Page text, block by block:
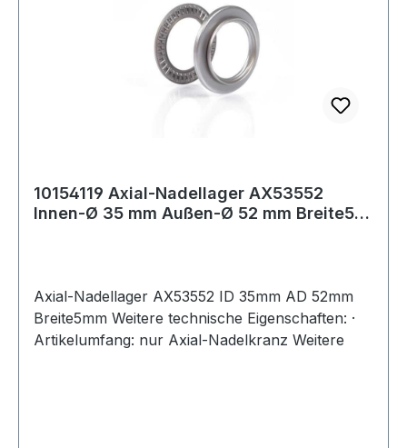
10154119 Axial-Nadellager AX53552
Innen-Ø 35 mm Außen-Ø 52 mm Breite5
Axial-Nadellager AX53552 ID 35mm AD 52mm
Breite5mm Weitere technische Eigenschaften: ·
Artikelumfang: nur Axial-Nadelkranz Weitere